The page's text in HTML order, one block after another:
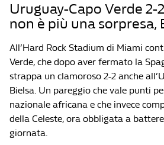
Uruguay-Capo Verde 2-
non è più una sorpresa,
All’Hard Rock Stadium di Miami
Verde, che dopo aver fermato la
strappa un clamoroso 2-2 anche
Bielsa. Un pareggio che vale punti
nazionale africana e che invece
della Celeste, ora obbligata a
giornata.